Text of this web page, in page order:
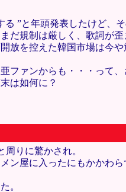
”と年頭発表したけど、
規制は厳しく、歌詞が
放を控えた韓国市場は今や
ファンからも・・・って、
は如何に？
りに驚かされ。
ン屋に入ったにもかかわら
。